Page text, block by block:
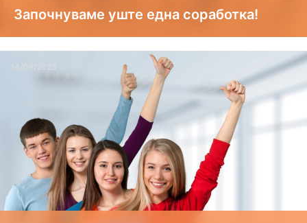
Започнуваме уште една соработка!
14/09/2023